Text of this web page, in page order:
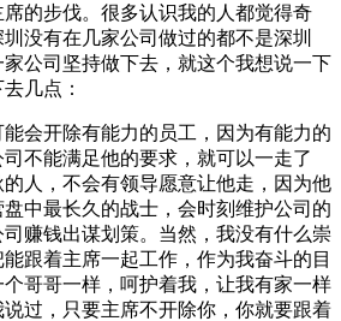
的步伐。很多认识我的人都觉得奇
没有在几家公司做过的都不是深圳
公司坚持做下去，就这个我想说一下
几点：
会开除有能力的员工，因为有能力的
不能满足他的要求，就可以一走了
人，不会有领导愿意让他走，因为他
中最长久的战士，会时刻维护公司的
赚钱出谋划策。当然，我没有什么崇
跟着主席一起工作，作为我奋斗的目
哥哥一样，呵护着我，让我有家一样
过，只要主席不开除你，你就要跟着